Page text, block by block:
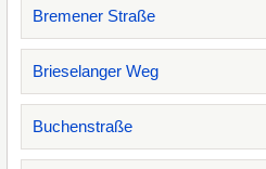
Bremener Straße
Brieselanger Weg
Buchenstraße